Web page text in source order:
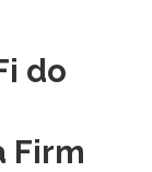
do
Firm